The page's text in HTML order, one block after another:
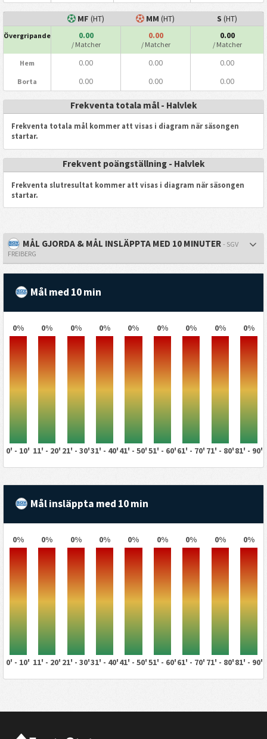
MF (HT) MM (HT) S (HT)
Övergripande 0.00
/ Matcher
0.00
/ Matcher
0.00
/ Matcher
Hem 0.00 0.00 0.00
Borta 0.00 0.00 0.00
Frekventa totala mål - Halvlek
Frekventa totala mål kommer att visas i diagram när säsongen
startar.
Frekvent poängställning - Halvlek
Frekventa slutresultat kommer att visas i diagram när säsongen
startar.
MÅL GJORDA & MÅL INSLÄPPTA MED 10 MINUTER - SGV
FREIBERG
Mål med 10 min
0% 0% 0% 0% 0% 0% 0% 0% 0%
0' - 10' 11' - 20' 21' - 30'31' - 40'41' - 50'51' - 60'61' - 70' 71' - 80'81' - 90'
Mål insläppta med 10 min
0% 0% 0% 0% 0% 0% 0% 0% 0%
0' - 10' 11' - 20' 21' - 30'31' - 40'41' - 50'51' - 60'61' - 70' 71' - 80'81' - 90'